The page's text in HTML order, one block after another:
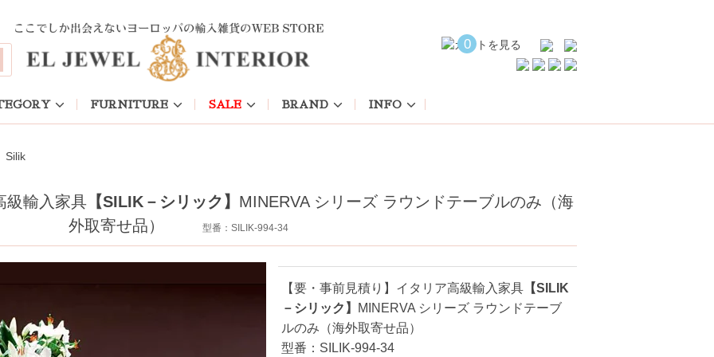
0
FURNITURE SALE BRAND INFO
Silik
級輸入家具【SILIK－シリック】 MINERVA シリーズ ラウンドテーブルのみ（海
外取寄せ品）
型番：SILIK-994-34
【要・事前見積り】イタリア高級輸入家具【SILIK
－シリック】
MINERVA シリーズ ラウンドテーブ
ルのみ（海外取寄せ品）
型番：SILIK-994-34